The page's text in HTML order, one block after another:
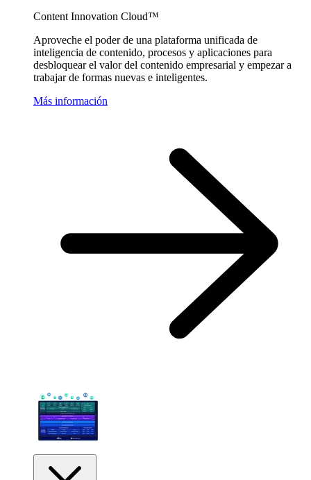
Content Innovation Cloud™
Aproveche el poder de una plataforma unificada de
inteligencia de contenido, procesos y aplicaciones para
desbloquear el valor del contenido empresarial y empezar a
trabajar de formas nuevas e inteligentes.
Más información